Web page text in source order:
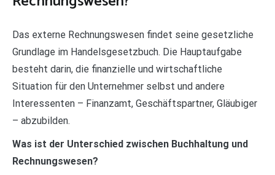
Das externe Rechnungswesen findet seine gesetzliche
Grundlage im Handelsgesetzbuch. Die Hauptaufgabe
besteht darin, die finanzielle und wirtschaftliche
Situation für den Unternehmer selbst und andere
Interessenten – Finanzamt, Geschäftspartner, Gläubiger
– abzubilden.
Was ist der Unterschied zwischen Buchhaltung und
Rechnungswesen?